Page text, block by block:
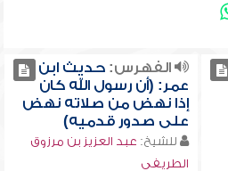
الفهرس:حديث ابن
عمر: (أن رسول الله كان
إذا نهض من صلاته نهض
على صدور قدميه)
للشيخ: عبد العزيز بن مرزوق
الطريفي